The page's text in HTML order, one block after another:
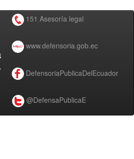
151 Asesoría legal
www.defensoria.gob.ec
DefensoriaPublicaDelEcuador
@DefensaPublicaE